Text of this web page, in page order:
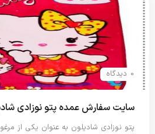
0 دیدگاه
سایت سفارش عمده پتو نوزادی
پتو نوزادی شادیلون به عنوان یکی از